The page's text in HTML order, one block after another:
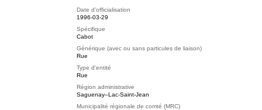
Date d'officialisation
1996-03-29
Spécifique
Cabot
Générique (avec ou sans particules de liaison)
Rue
Type d'entité
Rue
Région administrative
Saguenay–Lac-Saint-Jean
Municipalité régionale de comté (MRC)